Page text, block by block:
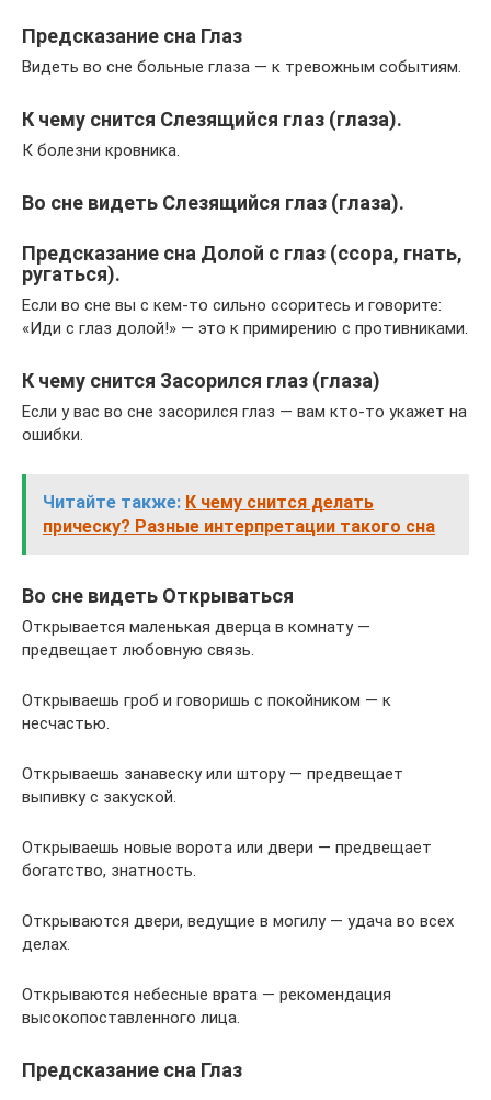
Предсказание сна Глаз
Видеть во сне больные глаза — к тревожным событиям.
К чему снится Слезящийся глаз (глаза).
К болезни кровника.
Во сне видеть Слезящийся глаз (глаза).
Предсказание сна Долой с глаз (ссора, гнать,
ругаться).
Если во сне вы с кем-то сильно ссоритесь и говорите:
«Иди с глаз долой!» — это к примирению с противниками.
К чему снится Засорился глаз (глаза)
Если у вас во сне засорился глаз — вам кто-то укажет на
ошибки.
Читайте также: К чему снится делать
прическу? Разные интерпретации такого сна
Во сне видеть Открываться
Открывается маленькая дверца в комнату —
предвещает любовную связь.
Открываешь гроб и говоришь с покойником — к
несчастью.
Открываешь занавеску или штору — предвещает
выпивку с закуской.
Открываешь новые ворота или двери — предвещает
богатство, знатность.
Открываются двери, ведущие в могилу — удача во всех
делах.
Открываются небесные врата — рекомендация
высокопоставленного лица.
Предсказание сна Глаз